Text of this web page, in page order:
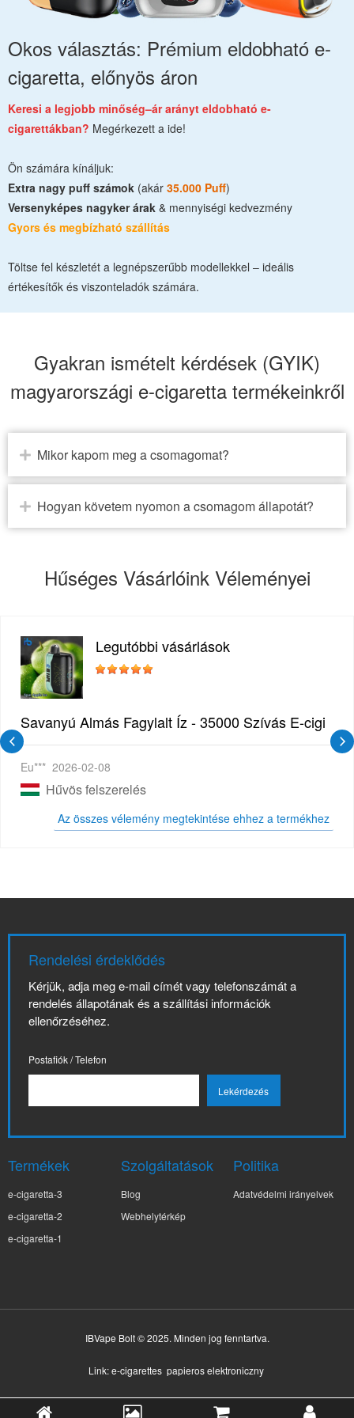
Okos választás: Prémium eldobható e-
cigaretta, előnyös áron
Keresi a legjobb minőség–ár arányt eldobható e-
cigarettákban? Megérkezett a ide!
Ön számára kínáljuk:
Extra nagy puff számok (akár 35.000 Puff)
Versenyképes nagyker árak & mennyiségi kedvezmény
Gyors és megbízható szállítás
Töltse fel készletét a legnépszerűbb modellekkel – ideális
értékesítők és viszonteladók számára.
Gyakran ismételt kérdések (GYIK)
magyarországi e-cigaretta termékeinkről
Mikor kapom meg a csomagomat?
Hogyan követem nyomon a csomagom állapotát?
Hűséges Vásárlóink Véleményei
Vape | Ízletes Gyümölcsökombináció!
Legutóbbi vásárlások
Savanyú Almás Fagylalt Íz - 35000 Szívás E-cigi
Eu*** 2026-02-08
Hűvös felszerelés
Az összes vélemény megtekintése ehhez a termékhez
Rendelési érdeklődés
Kérjük, adja meg e-mail címét vagy telefonszámát a
rendelés állapotának és a szállítási információk
ellenőrzéséhez.
Postafiók / Telefon
Termékek
e-cigaretta-3
e-cigaretta-2
e-cigaretta-1
Szolgáltatások
Blog
Webhelytérkép
Politika
Adatvédelmi irányelvek
IBVape Bolt © 2025. Minden jog fenntartva.
Link: e-cigarettes papieros elektroniczny
✕
Su**Gghj